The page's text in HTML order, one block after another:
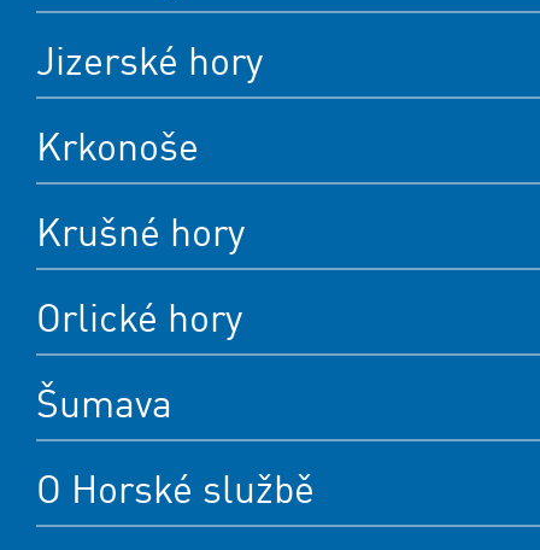
Jizerské hory
Krkonoše
Krušné hory
Orlické hory
Šumava
O Horské službě